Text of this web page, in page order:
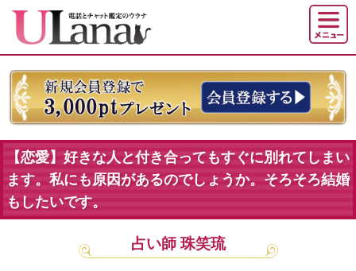
【恋愛】好きな人と付き合ってもすぐに別れてしまい
ます。私にも原因があるのでしょうか。そろそろ結婚
もしたいです。
占い師 珠笑琉